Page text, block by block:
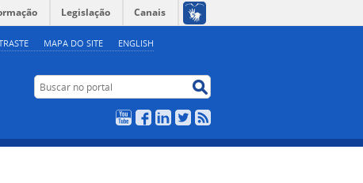
MAPA DO SITE ENGLISH
Legislação Canais
Buscar no portal
YouTubeFacebookLinkedIn
Twitter